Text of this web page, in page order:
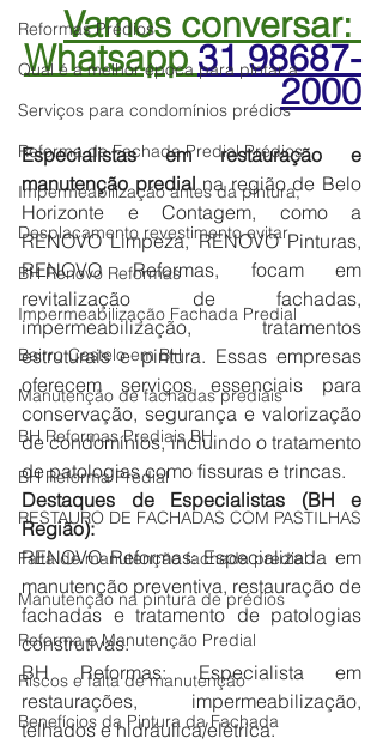
Reformas Prédios
Qual é a melhor época para pintar a
Serviços para condomínios prédios
Reforma de Fachada Predial Prédios
Impermeabilização antes da pintura,
Desplacamento revestimento evitar
BH Renovo Reformas
Impermeabilização Fachada Predial
Bairro Castelo em BH
Manutenção de fachadas prediais
BH Reformas Prediais BH
BH Reforma Predial
RESTAURO DE FACHADAS COM PASTILHAS
Falta de manutenção fachada predial
Manutenção na pintura de prédios
Reforma e Manutenção Predial
Riscos e falta de manutenção
Benefícios da Pintura da Fachada
Vamos conversar:
Whatsapp 31 98687-
2000
Especialistas em restauração e
manutenção predial na região de Belo
Horizonte e Contagem, como a
RENOVO Limpeza, RENOVO Pinturas,
RENOVO Reformas, focam em
revitalização de fachadas,
impermeabilização, tratamentos
estruturais e pintura. Essas empresas
oferecem serviços essenciais para
conservação, segurança e valorização
de condomínios, incluindo o tratamento
de patologias como fissuras e trincas.
Destaques de Especialistas (BH e
Região):
RENOVO Reformas: Especializada em
manutenção preventiva, restauração de
fachadas e tratamento de patologias
construtivas.
BH Reformas: Especialista em
restaurações, impermeabilização,
telhados e hidráulica/elétrica.